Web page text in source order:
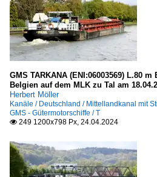
GMS TARKANA (ENI:06003569) L.80
Belgien auf dem MLK zu Tal am
Herbert Möller
Kanäle / Deutschland / Mittellandkanal mit
GMS - Gütermotorschiffe / T
 249 1200x798 Px, 24.04.2024